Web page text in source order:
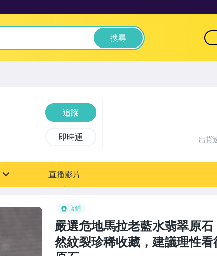
搜尋
店鋪
嚴選危地馬拉老藍水翡翠原
然紋裂珍稀收藏，建議理性
追蹤
即時通 出貨
直播影片